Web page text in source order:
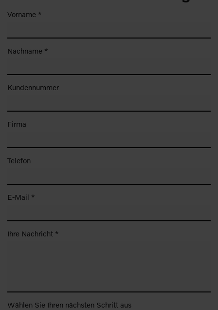
Vorname *
Nachname *
Kundennummer
Firma
Telefon
E-Mail *
Ihre Nachricht *
Wählen Sie Ihren nächsten Schritt aus